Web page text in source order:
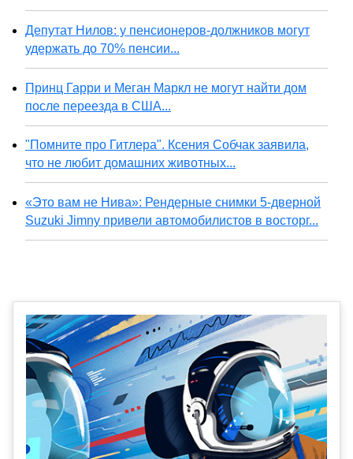
Депутат Нилов: у пенсионеров-должников могут
удержать до 70% пенсии...
Принц Гарри и Меган Маркл не могут найти дом
после переезда в США...
"Помните про Гитлера". Ксения Собчак заявила,
что не любит домашних животных...
«Это вам не Нива»: Рендерные снимки 5-дверной
Suzuki Jimny привели автомобилистов в восторг...